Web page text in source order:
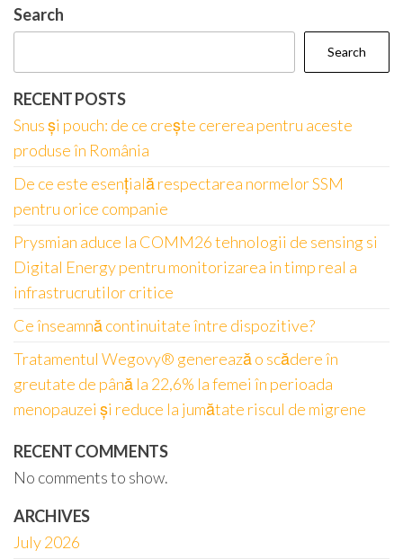
Search
Search
RECENT POSTS
Snus și pouch: de ce crește cererea pentru aceste
produse în România
De ce este esențială respectarea normelor SSM
pentru orice companie
Prysmian aduce la COMM26 tehnologii de sensing si
Digital Energy pentru monitorizarea in timp real a
infrastrucrutilor critice
Ce înseamnă continuitate între dispozitive?
Tratamentul Wegovy® generează o scădere în
greutate de până la 22,6% la femei în perioada
menopauzei și reduce la jumătate riscul de migrene
RECENT COMMENTS
No comments to show.
ARCHIVES
July 2026